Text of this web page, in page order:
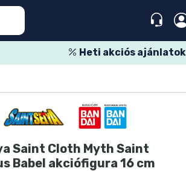
Heti akciós ajánlatok
Saint Cloth Myth Saint
Babel akciófigura 16 cm